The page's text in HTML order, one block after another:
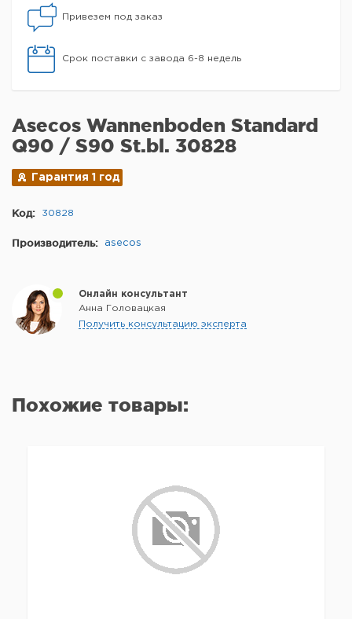
Привезем под заказ
Срок поставки с завода 6-8 недель
Asecos Wannenboden Standard
Q90 / S90 St.bl. 30828
Гарантия 1 год
Код: 30828
Производитель: asecos
Онлайн консультант
Анна Головацкая
Получить консультацию эксперта
Похожие товары: